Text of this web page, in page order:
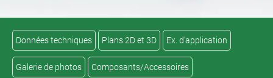
Données techniques Plans 2D et 3D Ex. d'application
Galerie de photos Composants/Accessoires